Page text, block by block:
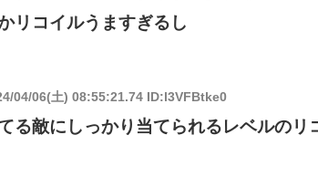
リコイルうますぎるし
04/06(土) 08:55:21.74 ID:l3VFBtke0
る敵にしっかり当てられるレベルのリ